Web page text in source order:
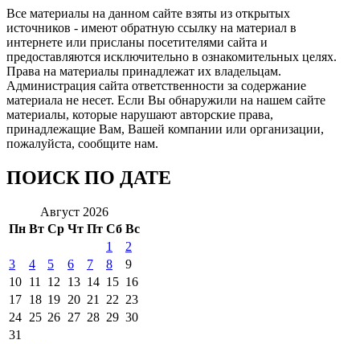
Все материалы на данном сайте взяты из открытых
источников - имеют обратную ссылку на материал в
интернете или присланы посетителями сайта и
предоставляются исключительно в ознакомительных целях.
Права на материалы принадлежат их владельцам.
Администрация сайта ответственности за содержание
материала не несет. Если Вы обнаружили на нашем сайте
материалы, которые нарушают авторские права,
принадлежащие Вам, Вашей компании или организации,
пожалуйста, сообщите нам.
ПОИСК ПО ДАТЕ
Август 2026
Пн Вт Ср Чт Пт Сб Вс
1
2
3
4 5 6 7 8
9
10 11 12 13 14 15 16
17 18 19 20 21 22 23
24 25 26 27 28 29 30
31